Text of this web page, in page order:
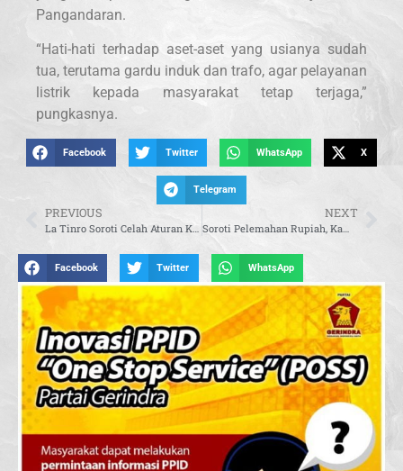
Pangandaran.
“Hati-hati terhadap aset-aset yang usianya sudah
tua, terutama gardu induk dan trafo, agar pelayanan
listrik kepada masyarakat tetap terjaga,”
pungkasnya.
Facebook Twitter WhatsApp X
Telegram
PREVIOUS
La Tinro Soroti Celah Aturan Kuota SNPMB, Ungkap 60 Ribu Peserta Tidak Daftar Ulang.
NEXT
Soroti Pelemahan Rupiah, Kamrussamad Usul Perluasan Local Currency Settlement
Facebook Twitter WhatsApp